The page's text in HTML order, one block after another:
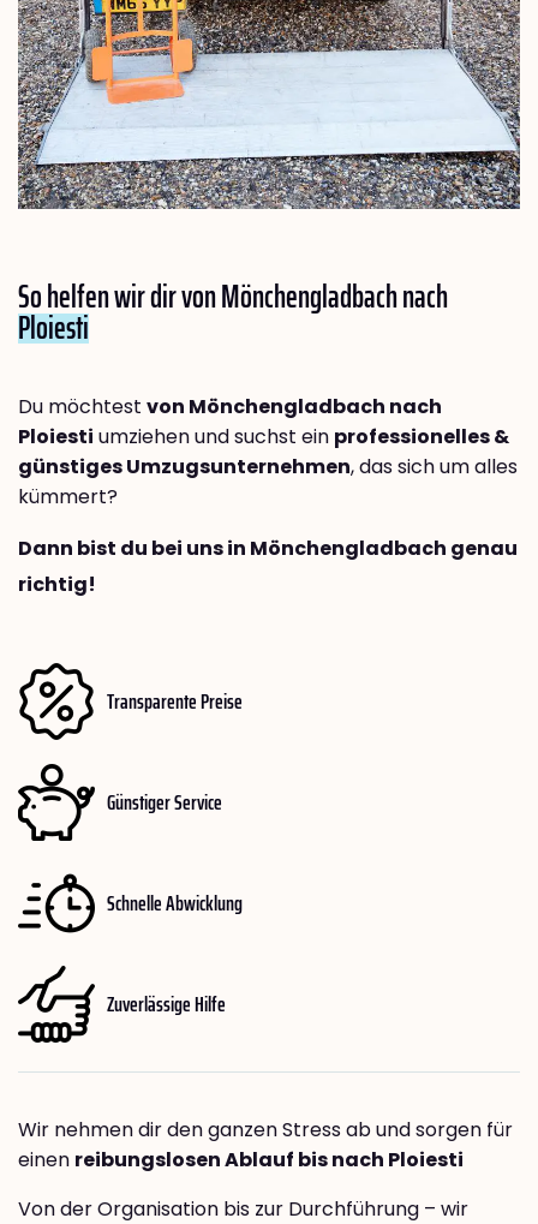
So helfen wir dir von Mönchengladbach nach
Ploiesti
Du möchtest von Mönchengladbach nach
Ploiesti umziehen und suchst ein professionelles &
günstiges Umzugsunternehmen, das sich um alles
kümmert?
Dann bist du bei uns in Mönchengladbach genau
richtig!
Transparente Preise
Günstiger Service
Schnelle Abwicklung
Zuverlässige Hilfe
Wir nehmen dir den ganzen Stress ab und sorgen für
einen reibungslosen Ablauf bis nach Ploiesti
Von der Organisation bis zur Durchführung – wir